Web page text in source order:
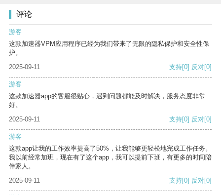
评论
游客
这款加速器VPM应用程序已经为我们带来了无限的隐私保护和安全性保
护。
2025-09-11
支持[0] 反对[0]
游客
这款加速器app的客服很贴心，遇到问题都能及时解决，服务态度非常
好。
2025-09-11
支持[0] 反对[0]
游客
这款app让我的工作效率提高了50%，让我能够更轻松地完成工作任务。
我以前经常加班，现在有了这个app，我可以提前下班，有更多的时间陪
伴家人。
2025-09-11
支持[0] 反对[0]